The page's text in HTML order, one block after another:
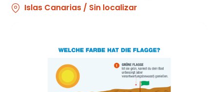
Islas Canarias / Sin localizar